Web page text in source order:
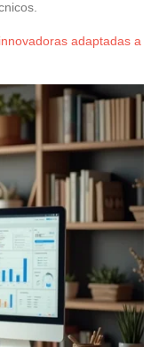
adaptadas a